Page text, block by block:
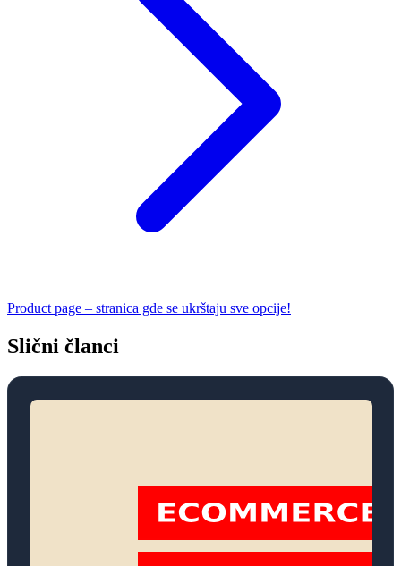
Product page – stranica gde se ukrštaju sve opcije!
Slični članci